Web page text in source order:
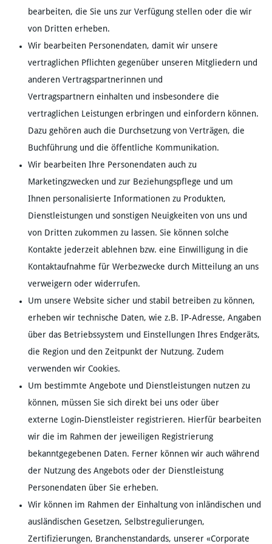
bearbeiten, die Sie uns zur Verfügung stellen oder die wir
von Dritten erheben.
Wir bearbeiten Personendaten, damit wir unsere
vertraglichen Pflichten gegenüber unseren Mitgliedern und
anderen Vertragspartnerinnen und
Vertragspartnern einhalten und insbesondere die
vertraglichen Leistungen erbringen und einfordern können.
Dazu gehören auch die Durchsetzung von Verträgen, die
Buchführung und die öffentliche Kommunikation.
Wir bearbeiten Ihre Personendaten auch zu
Marketingzwecken und zur Beziehungspflege und um
Ihnen personalisierte Informationen zu Produkten,
Dienstleistungen und sonstigen Neuigkeiten von uns und
von Dritten zukommen zu lassen. Sie können solche
Kontakte jederzeit ablehnen bzw. eine Einwilligung in die
Kontaktaufnahme für Werbezwecke durch Mitteilung an uns
verweigern oder widerrufen.
Um unsere Website sicher und stabil betreiben zu können,
erheben wir technische Daten, wie z.B. IP-Adresse, Angaben
über das Betriebssystem und Einstellungen Ihres Endgeräts,
die Region und den Zeitpunkt der Nutzung. Zudem
verwenden wir Cookies.
Um bestimmte Angebote und Dienstleistungen nutzen zu
können, müssen Sie sich direkt bei uns oder über
externe Login-Dienstleister registrieren. Hierfür bearbeiten
wir die im Rahmen der jeweiligen Registrierung
bekanntgegebenen Daten. Ferner können wir auch während
der Nutzung des Angebots oder der Dienstleistung
Personendaten über Sie erheben.
Wir können im Rahmen der Einhaltung von inländischen und
ausländischen Gesetzen, Selbstregulierungen,
Zertifizierungen, Branchenstandards, unserer «Corporate